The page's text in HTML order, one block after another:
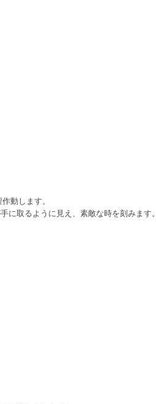
動します。
に取るように見え、素敵な時を刻みます。